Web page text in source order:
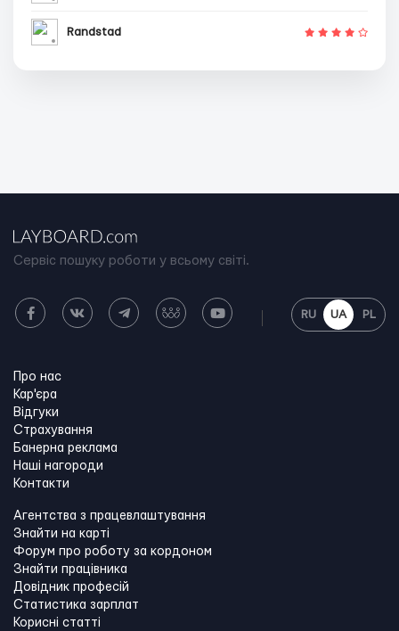
Randstad
Сервіс пошуку роботи у всьому світі.
RU UA PL
Про нас
Кар'єра
Відгуки
Страхування
Банерна реклама
Наші нагороди
Контакти
Агентства з працевлаштування
Знайти на карті
Форум про роботу за кордоном
Знайти працівника
Довідник професій
Статистика зарплат
Корисні статті